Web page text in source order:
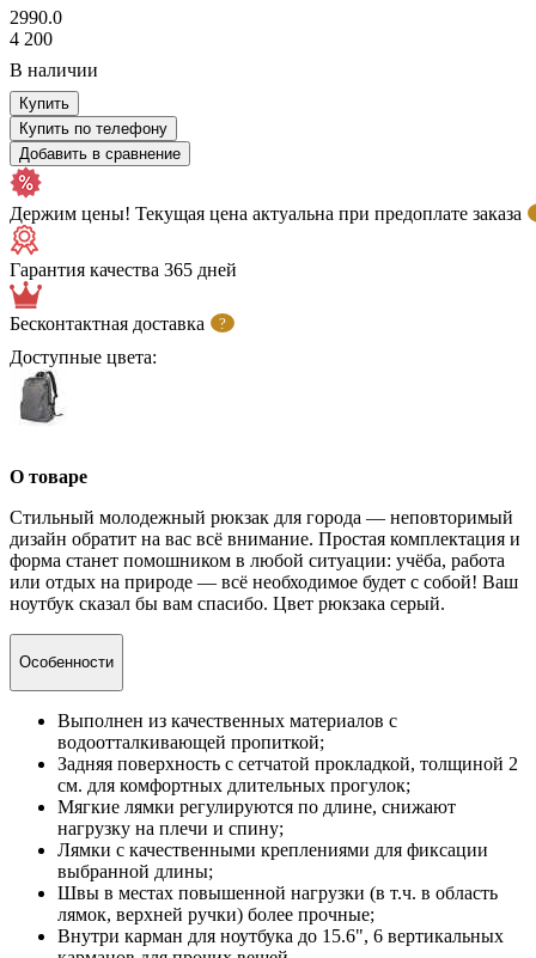
2990.0
4 200
В наличии
Купить
Купить по телефону
Добавить в сравнение
Держим цены! Текущая цена актуальна при предоплате заказа
Гарантия качества 365 дней
Бесконтактная доставка ?
Доступные цвета:
О товаре
Стильный молодежный рюкзак для города — неповторимый
дизайн обратит на вас всё внимание. Простая комплектация и
форма станет помошником в любой ситуации: учёба, работа
или отдых на природе — всё необходимое будет с собой! Ваш
ноутбук сказал бы вам спасибо. Цвет рюкзака серый.
Особенности
Выполнен из качественных материалов с
водоотталкивающей пропиткой;
Задняя поверхность с сетчатой прокладкой, толщиной 2
см. для комфортных длительных прогулок;
Мягкие лямки регулируются по длине, снижают
нагрузку на плечи и спину;
Лямки с качественными креплениями для фиксации
выбранной длины;
Швы в местах повышенной нагрузки (в т.ч. в область
лямок, верхней ручки) более прочные;
Внутри карман для ноутбука до 15.6", 6 вертикальных